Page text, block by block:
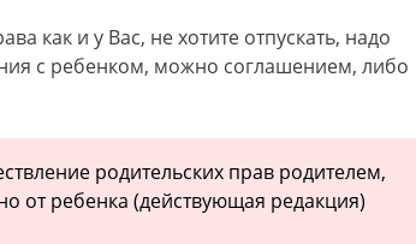
как и у Вас, не хотите отпускать, надо
с ребенком, можно соглашением, либо
родительских прав родителем,
от ребенка (действующая редакция)